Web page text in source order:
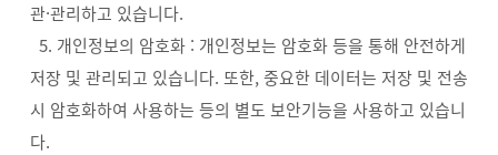
관·관리하고 있습니다.
5. 개인정보의 암호화 : 개인정보는 암호화 등을 통해 안전하게
저장 및 관리되고 있습니다. 또한, 중요한 데이터는 저장 및 전송
시 암호화하여 사용하는 등의 별도 보안기능을 사용하고 있습니
다.